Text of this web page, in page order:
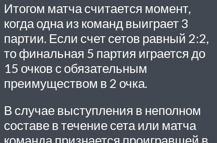
Итогом матча считается момент,
когда одна из команд выиграет 3
партии. Если счет сетов равный 2:2,
то финальная 5 партия играется до
15 очков с обязательным
преимуществом в 2 очка.
В случае выступления в неполном
составе в течение сета или матча